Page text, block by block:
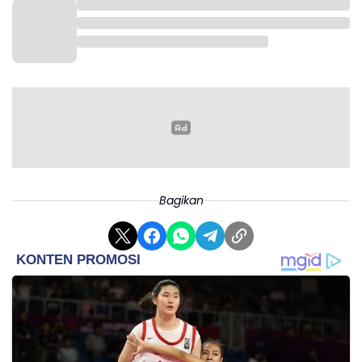
150 siswa Jawa Barat akan mengikuti Pendidikan
Karakter Pancawaluya di Mako TNI Cilandak
“Pulang dari sana harus ada perubahan. Harus lebih
disiplin, tahu mana yang baik dan buruk,” tegasnya,
Selasa kemarin (19/5/2026).
Bagikan